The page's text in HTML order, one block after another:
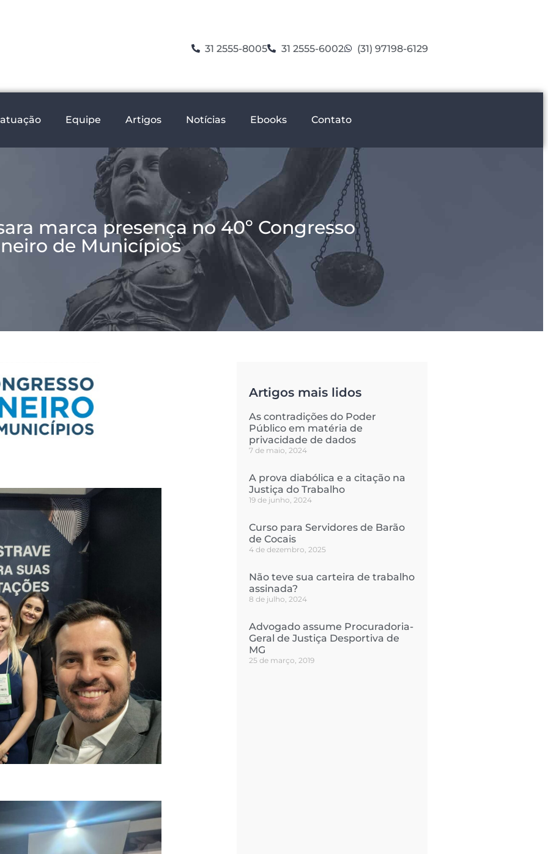
31 2555-8005 31 2555-6002 (31) 97198-6129
Equipe Artigos Notícias Ebooks Contato
marca presença no 40º Congresso
de Municípios
Artigos mais lidos
As contradições do Poder
Público em matéria de
privacidade de dados
7 de maio, 2024
A prova diabólica e a citação na
Justiça do Trabalho
19 de junho, 2024
Curso para Servidores de Barão
de Cocais
4 de dezembro, 2025
Não teve sua carteira de trabalho
assinada?
8 de julho, 2024
Advogado assume Procuradoria-
Geral de Justiça Desportiva de
MG
25 de março, 2019